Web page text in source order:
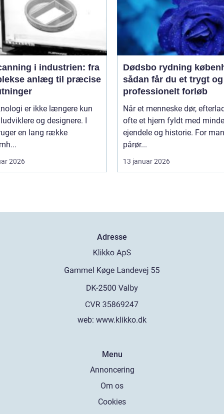
i industrien: fra
anlæg til præcise
er ikke længere kun
og designere. I
en lang række
2026
Dødsbo rydning
sådan får du et trygt og
professionelt forløb
Når et menneske dør,
ofte et hjem fyldt med
ejendele og historie. For
pårør...
13 januar 2026
Adresse
web: www.klikko.dk
Menu
Annoncering
Om os
Cookies